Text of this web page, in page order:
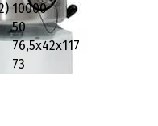
10000
50
76,5х42х117
73